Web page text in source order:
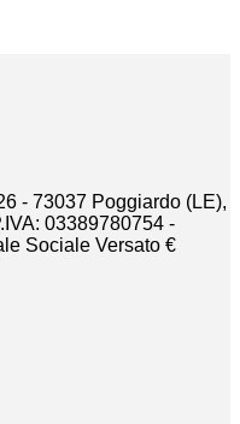
- 73037 Poggiardo (LE),
03389780754 -
Sociale Versato €